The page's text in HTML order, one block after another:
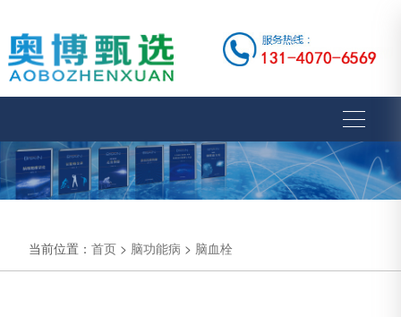
当前位置： 首页 > 脑功能病 > 脑血栓